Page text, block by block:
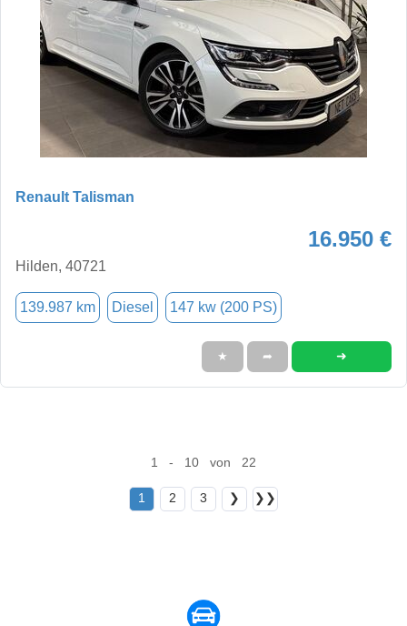
Renault Talisman
16.950 €
Hilden, 40721
139.987 km Diesel 147 kw (200 PS)
★ ➦ ➜
1 - 10 von 22
1 2 3 ❯ ❯❯